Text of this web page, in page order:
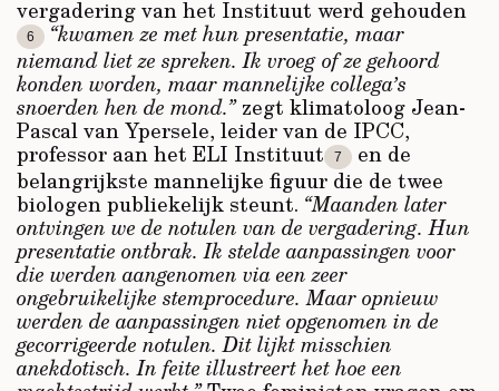
vergadering van het Instituut werd gehouden
6
“kwamen ze met hun presentatie, maar
niemand liet ze spreken. Ik vroeg of ze gehoord
konden worden, maar mannelijke collega’s
snoerden hen de mond.”zegt klimatoloog Jean-
Pascal van Ypersele, leider van de IPCC,
professor aan het ELI Instituut
7
en de
belangrijkste mannelijke figuur die de twee
biologen publiekelijk steunt. “Maanden later
ontvingen we de notulen van de vergadering. Hun
presentatie ontbrak. Ik stelde aanpassingen voor
die werden aangenomen via een zeer
ongebruikelijke stemprocedure. Maar opnieuw
werden de aanpassingen niet opgenomen in de
gecorrigeerde notulen. Dit lijkt misschien
anekdotisch. In feite illustreert het hoe een